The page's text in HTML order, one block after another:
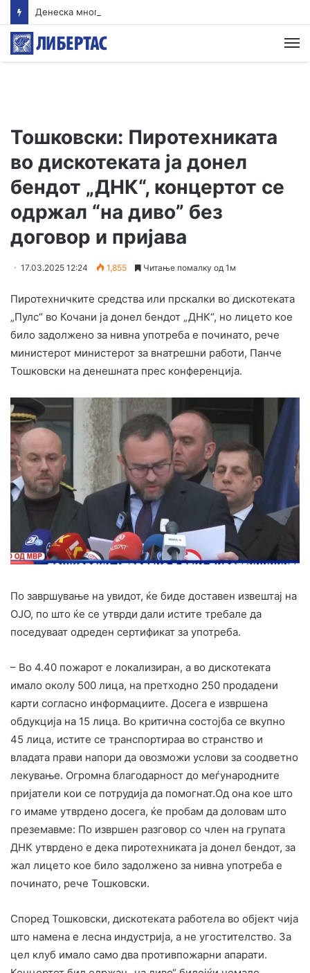
Денеска многу топло, температури до 40 степени
Тошковски: Пиротехниката
во дискотеката ја донел
бендот „ДНК“, концертот се
одржал “на диво” без
договор и пријава
17.03.2025 12:24 1,855 Читање помалку од 1м
Пиротехничките средства или прскалки во дискотеката
„Пулс“ во Кочани ја донел бендот „ДНК“, но лицето кое
било задолжено за нивна употреба е починато, рече
министерот министерот за внатрешни работи, Панче
Тошковски на денешната прес конференција.
По завршување на увидот, ќе биде доставен извештај на
ОЈО, по што ќе се утврди дали истите требале да
поседуваат одреден сертификат за употреба.
– Во 4.40 пожарот е локализиран, а во дискотеката
имало околу 500 лица, на претходно 250 продадени
карти согласно информациите. Досега е извршена
обдукција на 15 лица. Во критична состојба се вкупно
45 лица, истите се транспортираа во странство и
владата прави напори да овозможи услови за соодветно
лекување. Огромна благодарност до меѓународните
пријатели кои се потрудија да помогнат.Од она кое што
го имаме утврдено досега, ќе пробам да доловам што
преземавме: По извршен разговор со член на групата
ДНК утврдено е дека пиротехниката ја донел бендот, за
жал лицето кое било задолжено за нивна употреба е
починато, рече Тошковски.
Според Тошковски, дискотеката работела во објект чија
што намена е лесна индустрија, а не угостителство. За
цел клуб имало само два противпожарни апарати.